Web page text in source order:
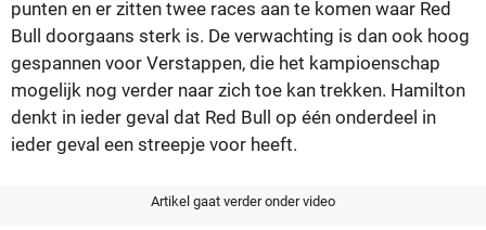
punten en er zitten twee races aan te komen waar Red
Bull doorgaans sterk is. De verwachting is dan ook hoog
gespannen voor Verstappen, die het kampioenschap
mogelijk nog verder naar zich toe kan trekken. Hamilton
denkt in ieder geval dat Red Bull op één onderdeel in
ieder geval een streepje voor heeft.
Artikel gaat verder onder video